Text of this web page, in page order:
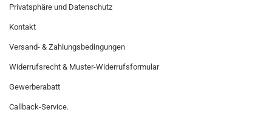
Privatsphäre und Datenschutz
Kontakt
Versand- & Zahlungsbedingungen
Widerrufsrecht & Muster-Widerrufsformular
Gewerberabatt
Callback-Service.